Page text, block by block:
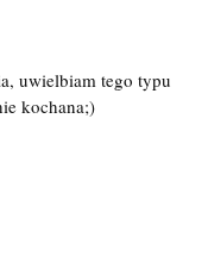
uwielbiam tego typu
kochana;)